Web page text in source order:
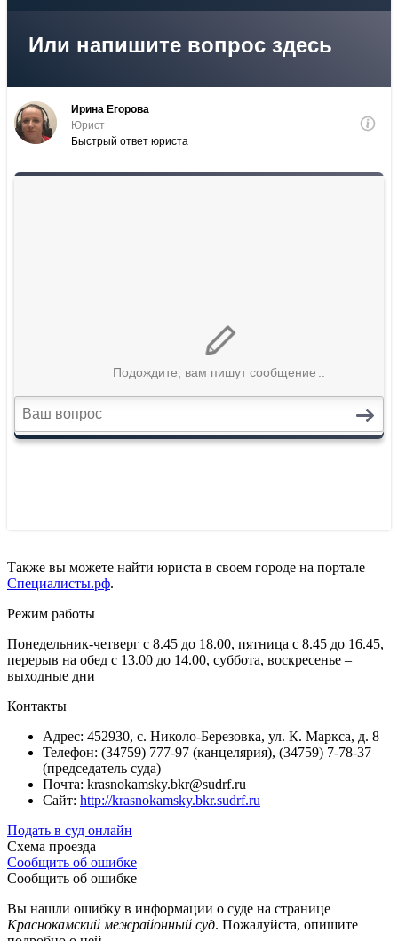
Также вы можете найти юриста в своем городе на портале
Специалисты.рф.
Режим работы
Понедельник-четверг с 8.45 до 18.00, пятница с 8.45 до 16.45,
перерыв на обед с 13.00 до 14.00, суббота, воскресенье –
выходные дни
Контакты
Адрес: 452930, с. Николо-Березовка, ул. К. Маркса, д. 8
Телефон: (34759) 777-97 (канцелярия), (34759) 7-78-37
(председатель суда)
Почта: krasnokamsky.bkr@sudrf.ru
Сайт: http://krasnokamsky.bkr.sudrf.ru
Подать в суд онлайн
Схема проезда
Сообщить об ошибке
Сообщить об ошибке
Вы нашли ошибку в информации о суде на странице
Краснокамский межрайонный суд. Пожалуйста, опишите